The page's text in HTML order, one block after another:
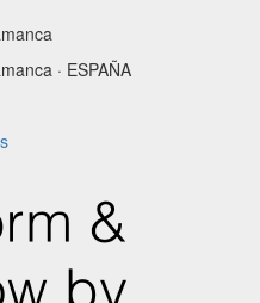
· ESPAÑA